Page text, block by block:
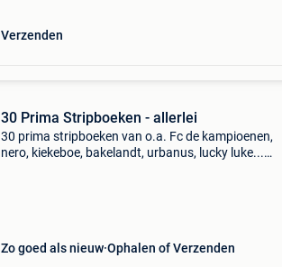
Verzenden
30 Prima Stripboeken - allerlei
30 prima stripboeken van o.a. Fc de kampioenen,
nero, kiekeboe, bakelandt, urbanus, lucky luke...
Zo goed als nieuw Ophalen of Verzenden